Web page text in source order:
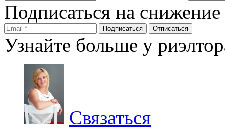
Подписаться на
Узнайте больше у
Связаться